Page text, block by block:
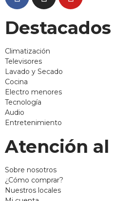
Destacados
Climatización
Televisores
Lavado y Secado
Cocina
Electro menores
Tecnología
Audio
Entretenimiento
Atención
Sobre nosotros
¿Cómo comprar?
Nuestros locales